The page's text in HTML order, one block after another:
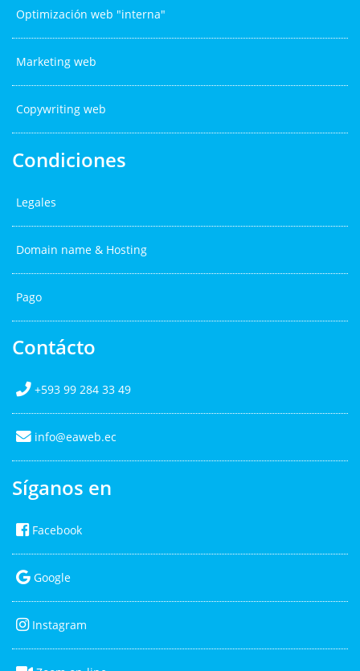
Optimización web "interna"
Marketing web
Copywriting web
Condiciones
Legales
Domain name & Hosting
Pago
Contácto
+593 99 284 33 49
info@eaweb.ec
Síganos en
Facebook
Google
Instagram